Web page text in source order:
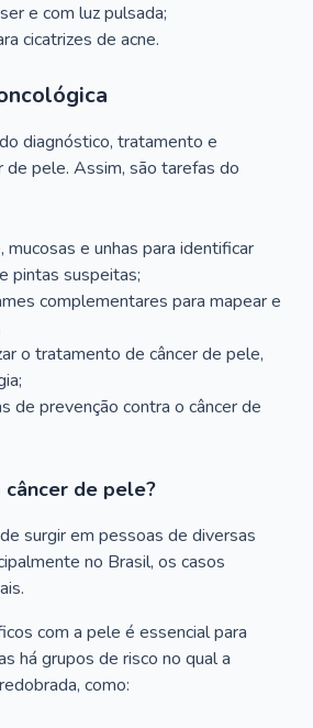
e com luz pulsada;
cicatrizes de acne.
diagnóstico, tratamento e
de pele. Assim, são tarefas do
mucosas e unhas para identificar
pintas suspeitas;
complementares para mapear e
o tratamento de câncer de pele,
de prevenção contra o câncer de
câncer de pele?
surgir em pessoas de diversas
no Brasil, os casos
com a pele é essencial para
há grupos de risco no qual a
como: